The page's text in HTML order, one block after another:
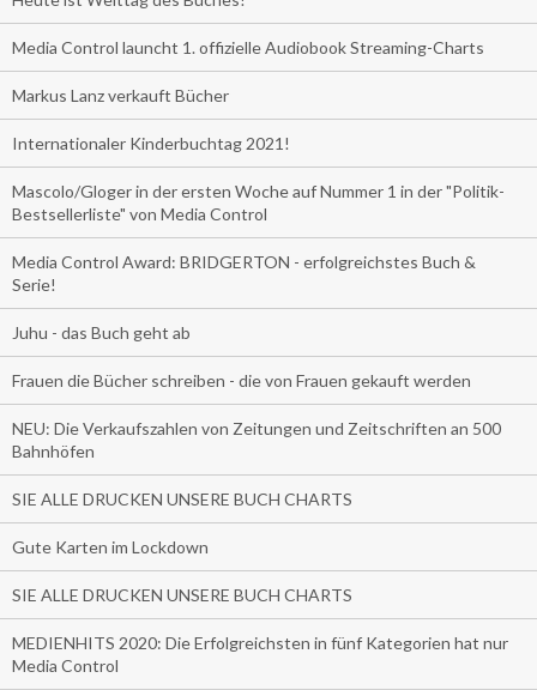
Media Control launcht 1. offizielle Audiobook Streaming-Charts
Markus Lanz verkauft Bücher
Internationaler Kinderbuchtag 2021!
Mascolo/Gloger in der ersten Woche auf Nummer 1 in der "Politik-
Bestsellerliste" von Media Control
Media Control Award: BRIDGERTON - erfolgreichstes Buch &
Serie!
Juhu - das Buch geht ab
Frauen die Bücher schreiben - die von Frauen gekauft werden
NEU: Die Verkaufszahlen von Zeitungen und Zeitschriften an 500
Bahnhöfen
SIE ALLE DRUCKEN UNSERE BUCH CHARTS
Gute Karten im Lockdown
SIE ALLE DRUCKEN UNSERE BUCH CHARTS
MEDIENHITS 2020: Die Erfolgreichsten in fünf Kategorien hat nur
Media Control